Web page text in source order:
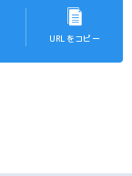
URLをコピー